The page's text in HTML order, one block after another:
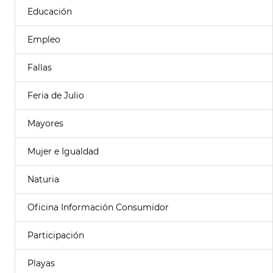
Educación
Empleo
Fallas
Feria de Julio
Mayores
Mujer e Igualdad
Naturia
Oficina Información Consumidor
Participación
Playas